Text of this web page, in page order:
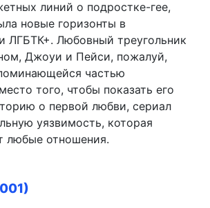
линий о подростке-гее,
новые горизонты в
ЛГБТК+. Любовный треугольник
Джоуи и Пейси, пожалуй,
частью
того, чтобы показать его
о первой любви, сериал
уязвимость, которая
любые отношения.